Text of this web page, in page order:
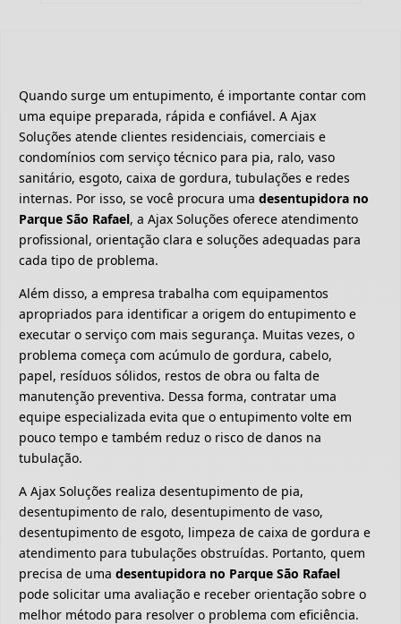
Quando surge um entupimento, é importante contar com
uma equipe preparada, rápida e confiável. A Ajax
Soluções atende clientes residenciais, comerciais e
condomínios com serviço técnico para pia, ralo, vaso
sanitário, esgoto, caixa de gordura, tubulações e redes
internas. Por isso, se você procura uma desentupidora no
Parque São Rafael, a Ajax Soluções oferece atendimento
profissional, orientação clara e soluções adequadas para
cada tipo de problema.
Além disso, a empresa trabalha com equipamentos
apropriados para identificar a origem do entupimento e
executar o serviço com mais segurança. Muitas vezes, o
problema começa com acúmulo de gordura, cabelo,
papel, resíduos sólidos, restos de obra ou falta de
manutenção preventiva. Dessa forma, contratar uma
equipe especializada evita que o entupimento volte em
pouco tempo e também reduz o risco de danos na
tubulação.
A Ajax Soluções realiza desentupimento de pia,
desentupimento de ralo, desentupimento de vaso,
desentupimento de esgoto, limpeza de caixa de gordura e
atendimento para tubulações obstruídas. Portanto, quem
precisa de uma desentupidora no Parque São Rafael
pode solicitar uma avaliação e receber orientação sobre o
melhor método para resolver o problema com eficiência.